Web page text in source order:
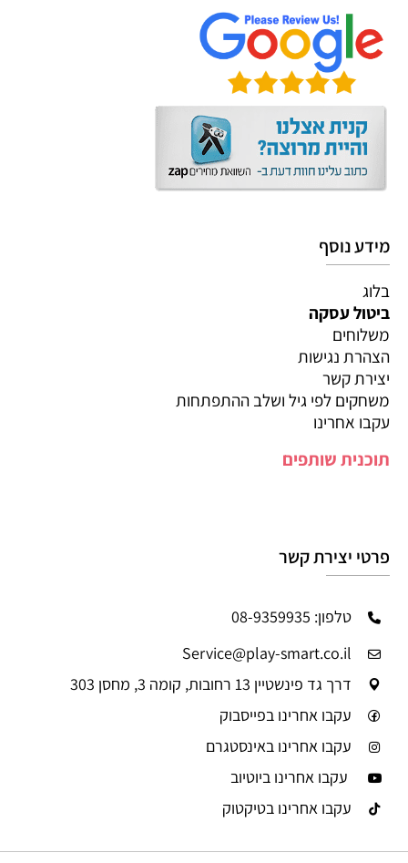
מידע נוסף
בלוג
ביטול עסקה
משלוחים
הצהרת נגישות
יצירת קשר
משחקים לפי גיל ושלב ההתפתחות
עקבו אחרינו
תוכנית שותפים
פרטי יצירת קשר
טלפון: 08-9359935
Service@play-smart.co.il
דרך גד פינשטיין 13 רחובות, קומה 3, מחסן 303
עקבו אחרינו בפייסבוק
עקבו אחרינו באינסטגרם
עקבו אחרינו ביוטיוב
עקבו אחרינו בטיקטוק